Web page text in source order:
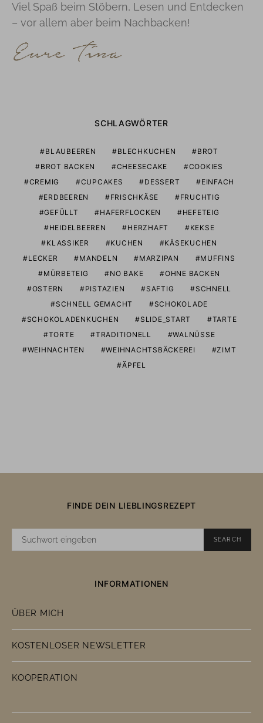
Viel Spaß beim Stöbern, Lesen und Entdecken
– vor allem aber beim Nachbacken!
SCHLAGWÖRTER
BLAUBEEREN BLECHKUCHEN
BROT
BROT BACKEN
CHEESECAKE
COOKIES
CREMIG
CUPCAKES DESSERT
EINFACH
ERDBEEREN
FRISCHKÄSE
FRUCHTIG
GEFÜLLT
HAFERFLOCKEN
HEFETEIG
HEIDELBEEREN
HERZHAFT
KEKSE
KLASSIKER
KUCHEN
KÄSEKUCHEN
LECKER
MANDELN MARZIPAN
MUFFINS
MÜRBETEIG
NO BAKE
OHNE BACKEN
OSTERN
PISTAZIEN SAFTIG
SCHNELL
SCHNELL GEMACHT
SCHOKOLADE
SCHOKOLADENKUCHEN
SLIDE_START
TARTE
TORTE
TRADITIONELL
WALNÜSSE
WEIHNACHTEN
WEIHNACHTSBÄCKEREI
ZIMT
ÄPFEL
FINDE DEIN LIEBLINGSREZEPT
SUCHE
SEARCH
INFORMATIONEN
ÜBER MICH
KOSTENLOSER NEWSLETTER
KOOPERATION